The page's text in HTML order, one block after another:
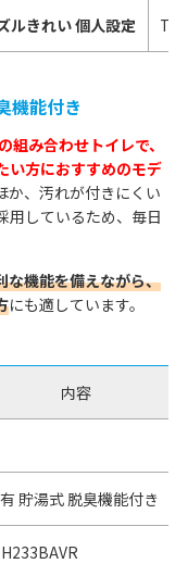
ルきれい 個人設定
機能付き
組み合わせトイレで、
い方におすすめのモデ
か、汚れが付きにくい
用しているため、毎日
な機能を備えながら、
にも適しています。
内容
貯湯式 脱臭機能付き